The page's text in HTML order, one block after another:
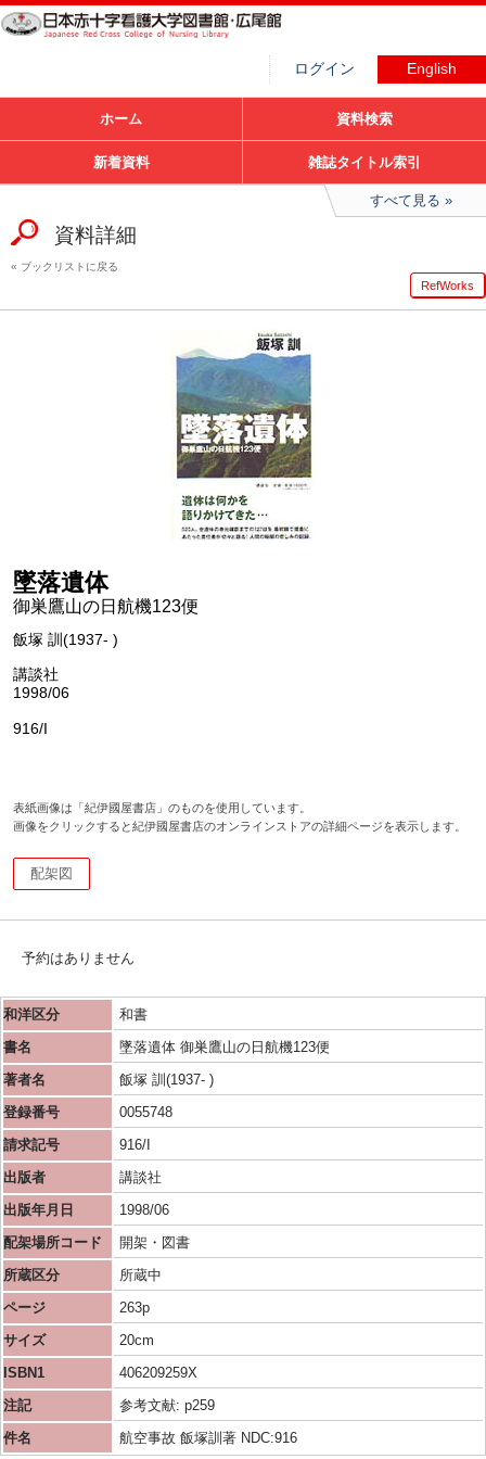
ログイン English
ホーム 資料検索
新着資料 雑誌タイトル索引
すべて見る
資料詳細
ブックリストに戻る
RefWorks
墜落遺体
御巣鷹山の日航機123便
飯塚 訓(1937- )
講談社
1998/06
916/I
表紙画像は「紀伊國屋書店」のものを使用しています。
画像をクリックすると紀伊國屋書店のオンラインストアの詳細ページを表示します。
配架図
予約はありません
和洋区分
和書
書名
墜落遺体 御巣鷹山の日航機123便
著者名
飯塚 訓(1937- )
登録番号
0055748
請求記号
916/I
出版者
講談社
出版年月日
1998/06
配架場所コード
開架・図書
所蔵区分
所蔵中
ページ
263p
サイズ
20cm
ISBN1
406209259X
注記
参考文献: p259
件名
航空事故 飯塚訓著 NDC:916